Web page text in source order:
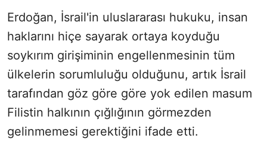
Erdoğan, İsrail'in uluslararası hukuku, insan
haklarını hiçe sayarak ortaya koyduğu
soykırım girişiminin engellenmesinin tüm
ülkelerin sorumluluğu olduğunu, artık İsrail
tarafından göz göre göre yok edilen masum
Filistin halkının çığlığının görmezden
gelinmemesi gerektiğini ifade etti.